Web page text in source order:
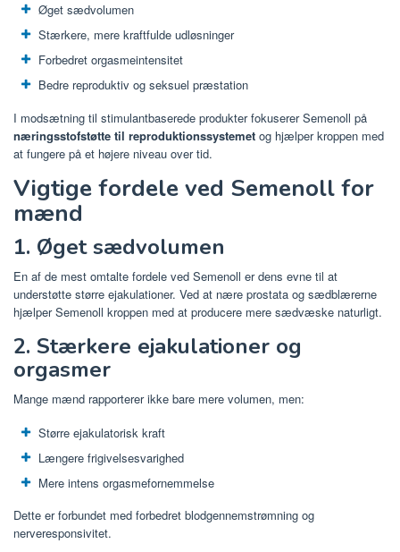
Øget sædvolumen
Stærkere, mere kraftfulde udløsninger
Forbedret orgasmeintensitet
Bedre reproduktiv og seksuel præstation
I modsætning til stimulantbaserede produkter fokuserer Semenoll på
næringsstofstøtte til reproduktionssystemet og hjælper kroppen med
at fungere på et højere niveau over tid.
Vigtige fordele ved Semenoll for
mænd
1. Øget sædvolumen
En af de mest omtalte fordele ved Semenoll er dens evne til at
understøtte større ejakulationer. Ved at nære prostata og sædblærerne
hjælper Semenoll kroppen med at producere mere sædvæske naturligt.
2. Stærkere ejakulationer og
orgasmer
Mange mænd rapporterer ikke bare mere volumen, men:
Større ejakulatorisk kraft
Længere frigivelsesvarighed
Mere intens orgasmefornemmelse
Dette er forbundet med forbedret blodgennemstrømning og
nerveresponsivitet.